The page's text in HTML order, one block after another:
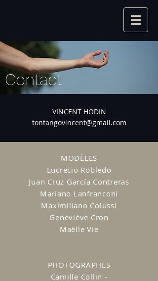
Contact
VINCENT HODIN
tontangovincent@gmail.com
​MODÈLES
​Lucrecio Robledo
Juan Cruz García Contreras
Mariano Lanfranconi
Maximiliano Colussi
Geneviève Cron
Maëlle Vie
PHOTOGRAPHES
​Camille Collin -